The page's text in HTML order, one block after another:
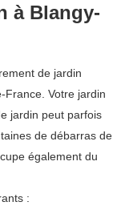
à Blangy-
de jardin
France. Votre jardin
jardin peut parfois
de débarras de
également du
: